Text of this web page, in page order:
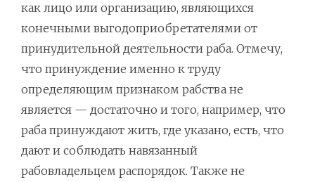
как лицо или организацию, являющихся
конечными выгодоприобретателями от
принудительной деятельности раба. Отмечу,
что принуждение именно к труду
определяющим признаком рабства не
является — достаточно и того, например, что
раба принуждают жить, где указано, есть, что
дают и соблюдать навязанный
рабовладельцем распорядок. Также не